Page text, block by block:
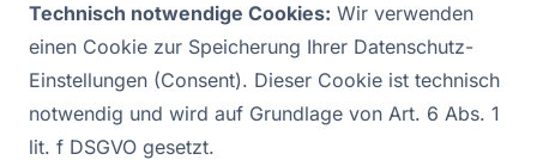
Technisch notwendige Cookies: Wir verwenden
einen Cookie zur Speicherung Ihrer Datenschutz-
Einstellungen (Consent). Dieser Cookie ist technisch
notwendig und wird auf Grundlage von Art. 6 Abs. 1
lit. f DSGVO gesetzt.